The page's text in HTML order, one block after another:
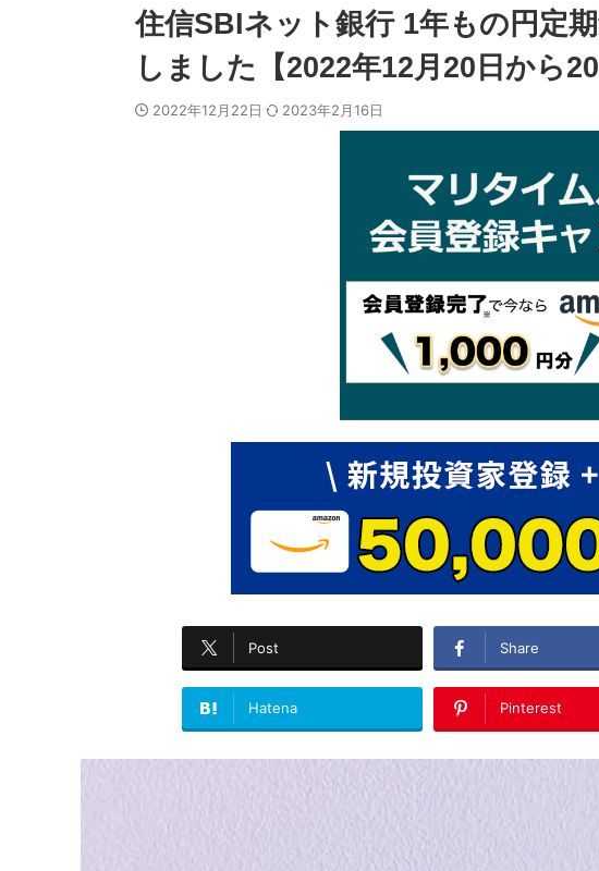
住信SBIネット銀行 1年もの円定
しました【2022年12月20日から
2022年12月22日 2023年2月16日
Post Share
Hatena Pinterest